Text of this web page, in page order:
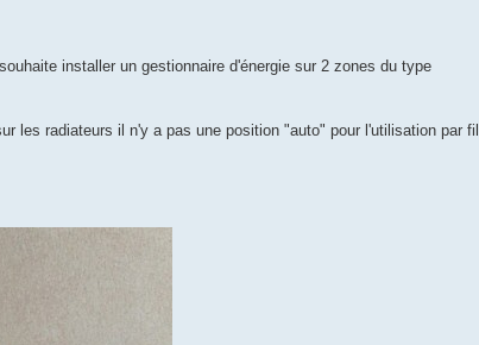
installer un gestionnaire d'énergie sur 2 zones du type
les radiateurs il n'y a pas une position "auto" pour l'utilisation par fil